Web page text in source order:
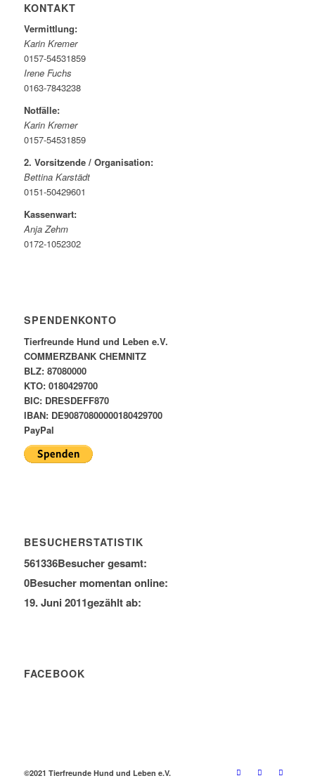
KONTAKT
Vermittlung:
Karin Kremer
0157-54531859
Irene Fuchs
0163-7843238
Notfälle:
Karin Kremer
0157-54531859
2. Vorsitzende / Organisation:
Bettina Karstädt
0151-50429601
Kassenwart:
Anja Zehm
0172-1052302
SPENDENKONTO
Tierfreunde Hund und Leben e.V.
COMMERZBANK CHEMNITZ
BLZ: 87080000
KTO: 0180429700
BIC: DRESDEFF870
IBAN: DE90870800000180429700
PayPal
BESUCHERSTATISTIK
561336Besucher gesamt:
0Besucher momentan online:
19. Juni 2011gezählt ab:
FACEBOOK
©2021 Tierfreunde Hund und Leben e.V.